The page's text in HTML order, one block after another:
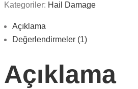
Kategoriler: Hail Damage
Açıklama
Değerlendirmeler (1)
Açıklama